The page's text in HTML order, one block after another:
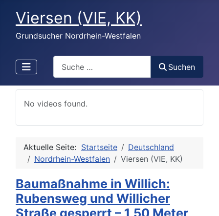
Viersen (VIE, KK)
Grundsucher Nordrhein-Westfalen
Suchen
No videos found.
Aktuelle Seite: Startseite
Deutschland
Nordrhein-Westfalen
Viersen (VIE, KK)
Baumaßnahme in Willich:
Rubensweg und Willicher